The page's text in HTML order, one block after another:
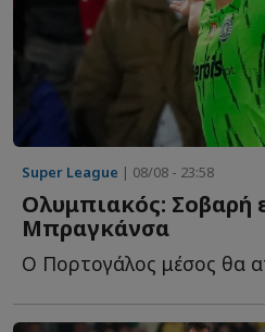
Super League | 08/08 - 23:58
Ολυμπιακός: Σοβαρή
Μπραγκάνσα
Ο Πορτογάλος μέσος θα